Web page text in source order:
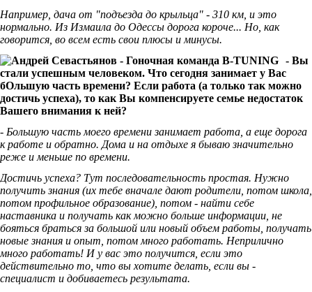
Например, дача от "подъезда до крыльца" - 310 км, и это
нормально. Из Измаила до Одессы дорога короче... Но, как
говорится, во всем есть свои плюсы и минусы.
- Вы
стали успешным человеком. Что сегодня занимает у Вас
бОльшую часть времени? Если работа (а только так можно
достичь успеха), то как Вы компенсируете семье недостаток
Вашего внимания к ней?
- Большую часть моего времени занимает работа, а еще дорога
к работе и обратно. Дома и на отдыхе я бываю значительно
реже и меньше по времени.
Достичь успеха? Тут последовательность простая. Нужно
получить знания (их тебе вначале дают родители, потом школа,
потом профильное образование), потом - найти себе
наставника и получать как можно больше информации, не
бояться браться за большой или новый объем работы, получать
новые знания и опыт, потом много работать. Неприлично
много работать! И у вас это получится, если это
действительно то, что вы хотите делать, если вы -
специалист и добиваетесь результата.